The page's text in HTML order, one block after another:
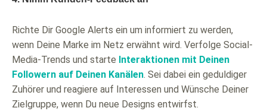
Richte Dir Google Alerts ein um informiert zu werden,
wenn Deine Marke im Netz erwähnt wird. Verfolge Social-
Media-Trends und starte Interaktionen mit Deinen
Followern auf Deinen Kanälen. Sei dabei ein geduldiger
Zuhörer und reagiere auf Interessen und Wünsche Deiner
Zielgruppe, wenn Du neue Designs entwirfst.